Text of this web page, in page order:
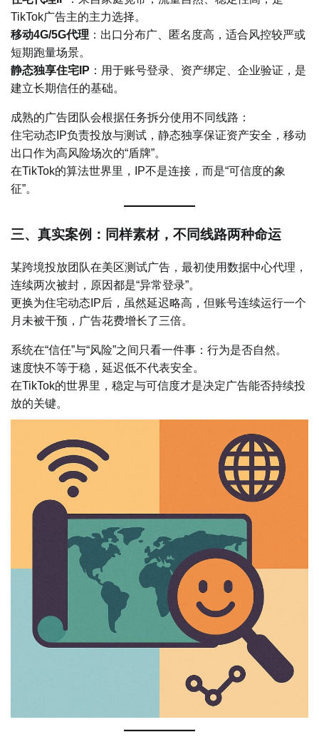
TikTok广告主的主力选择。
移动4G/5G代理 ：出口分布广、匿名度高，适合风控较严或
短期跑量场景。
静态独享住宅IP ：用于账号登录、资产绑定、企业验证，是
建立长期信任的基础。
成熟的广告团队会根据任务拆分使用不同线路：
住宅动态IP负责投放与测试，静态独享保证资产安全，移动
出口作为高风险场次的“盾牌”。
在TikTok的算法世界里，IP不是连接，而是“可信度的象
征”。
三、真实案例：同样素材，不同线路两种命运
某跨境投放团队在美区测试广告，最初使用数据中心代理，
连续两次被封，原因都是“异常登录”。
更换为住宅动态IP后，虽然延迟略高，但账号连续运行一个
月未被干预，广告花费增长了三倍。
系统在“信任”与“风险”之间只看一件事：行为是否自然。
速度快不等于稳，延迟低不代表安全。
在TikTok的世界里，稳定与可信度才是决定广告能否持续投
放的关键。